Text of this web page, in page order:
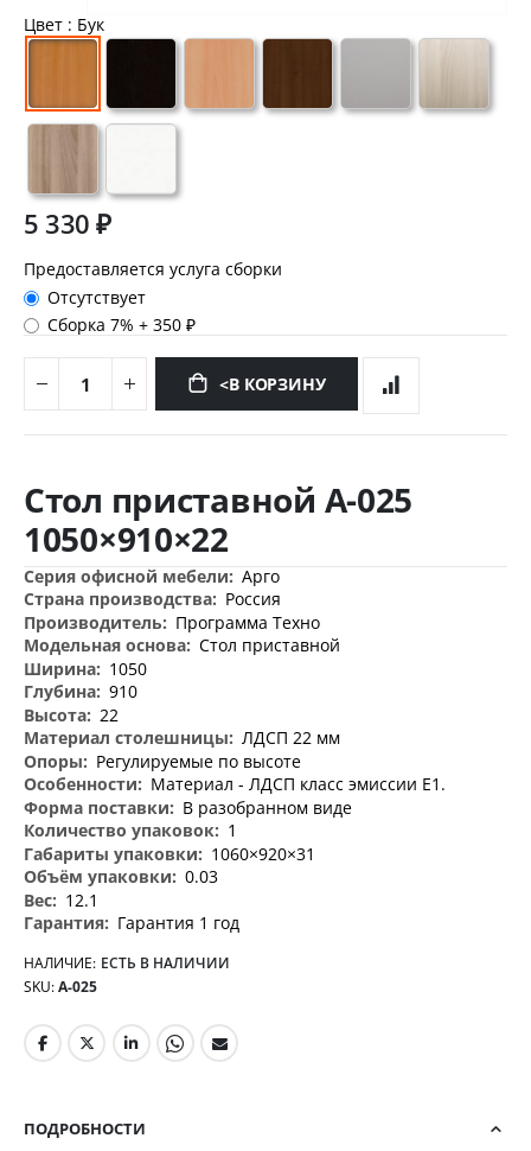
Цвет : Бук
5 330 ₽
Предоставляется услуга сборки
Отсутствует
Сборка 7%+350 ₽
<В КОРЗИНУ
началу
изображений
Стол приставной А-025
1050×910×22
Дополнительная
информация
Арго
Россия
Программа Техно
Стол приставной
1050
910
22
ЛДСП 22 мм
Регулируемые по высоте
Материал - ЛДСП класс эмиссии Е1.
В разобранном виде
1
1060×920×31
0.03
12.1
Гарантия 1 год
НАЛИЧИЕ: ЕСТЬ В НАЛИЧИИ
SKU А-025
ПОДРОБНОСТИ